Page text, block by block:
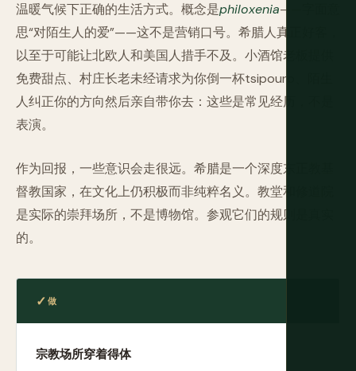
温暖气候下正确的生活方式。概念是philoxenia——字面意
思“对陌生人的爱”——这不是营销口号。希腊人真正好客，
以至于可能让北欧人和美国人措手不及。小酒馆老板提供
免费甜点、村庄长老未经请求为你倒一杯tsipouro、陌生
人纠正你的方向然后亲自带你去：这些是常见经历，不是
表演。
作为回报，一些意识会走很远。希腊是一个深度东正教基
督教国家，在文化上仍积极而非纯粹名义。教堂和修道院
是实际的崇拜场所，不是博物馆。参观它们的规则是真实
的。
做
宗教场所穿着得体